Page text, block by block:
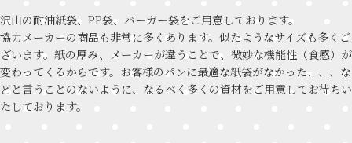
沢山の耐油紙袋、PP袋、バーガー袋をご用意しております。
協力メーカーの商品も非常に多くあります。似たようなサイズも多くご
ざいます。紙の厚み、メーカーが違うことで、微妙な機能性（食感）が
変わってくるからです。お客様のパンに最適な紙袋がなかった、、、な
どと言うことのないように、なるべく多くの資材をご用意してお待ちい
たしております。